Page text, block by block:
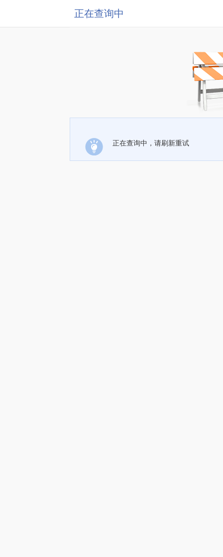
正在查询中
正在查询中，请刷新重试